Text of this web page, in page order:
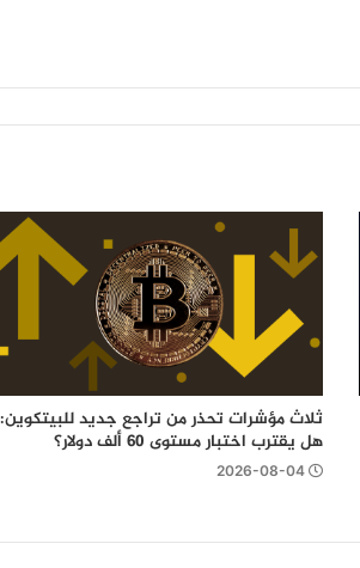
شركة Galaxy
ثلاث مؤشرات تحذر من تراجع جديد للبيتكوين:
هل يقترب اختبار مستوى 60 ألف دولار؟
2026-08-04